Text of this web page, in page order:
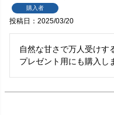
購入者
投稿日 2025/03/20
自然な甘さで万人受けす
プレゼント用にも購入し